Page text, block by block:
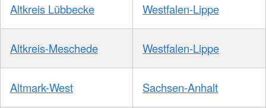
Altkreis Lübbecke Westfalen-Lippe
Altkreis-Meschede Westfalen-Lippe
Altmark-West Sachsen-Anhalt